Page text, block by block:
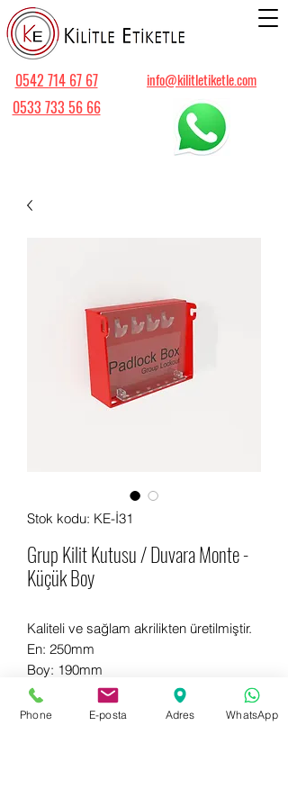
info@kilitletiketle.com
0542 714 67 67
0533 733 56 66
Stok kodu: KE-İ31
Grup Kilit Kutusu / Duvara Monte -
Küçük Boy
Kaliteli ve sağlam akrilikten üretilmiştir.
En: 250mm
Boy: 190mm
Genişlik: 85mm
Phone E-posta Adres WhatsApp